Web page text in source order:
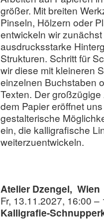
größer. Mit breiten
Pinseln, Hölzern oder
entwickeln wir zunächst
ausdrucksstarke
Strukturen. Schritt für
wir diese mit kleineren
einzelnen Buchstaben
Texten. Der
dem Papier eröffnet
gestalterische
ein, die kalligrafische
weiterzuentwickeln.
Atelier Dzengel, Wien
Fr, 13.11.2027, 16:00 –
Kalligrafie-